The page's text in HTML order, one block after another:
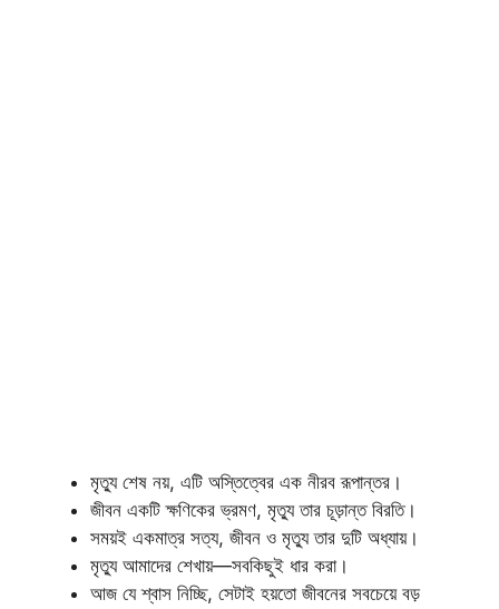
মৃত্যু শেষ নয়, এটি অস্তিত্বের এক নীরব রূপান্তর।
জীবন একটি ক্ষণিকের ভ্রমণ, মৃত্যু তার চূড়ান্ত বিরতি।
সময়ই একমাত্র সত্য, জীবন ও মৃত্যু তার দুটি অধ্যায়।
মৃত্যু আমাদের শেখায়—সবকিছুই ধার করা।
আজ যে শ্বাস নিচ্ছি, সেটাই হয়তো জীবনের সবচেয়ে বড়